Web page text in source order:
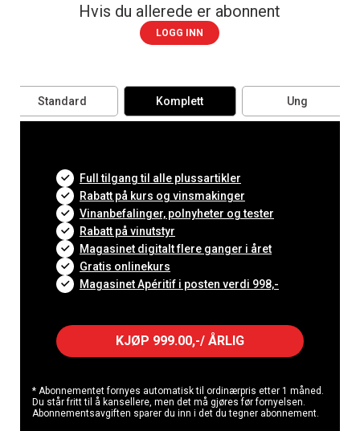
Hvis du allerede er abonnent
LOGG INN
Standard Komplett Ung
Full tilgang til alle plussartikler
Rabatt på kurs og vinsmakinger
Vinanbefalinger, polnyheter og tester
Rabatt på vinutstyr
Magasinet digitalt flere ganger i året
Gratis onlinekurs
Magasinet Apéritif i posten verdi 998,-
KJØP 999.00,-/ ÅRLIG
* Abonnementet fornyes automatisk til ordinærpris etter 1 måned.
Du står fritt til å kansellere, men det må gjøres før fornyelsen.
Abonnementsavgiften sparer du inn i det du tegner abonnement.